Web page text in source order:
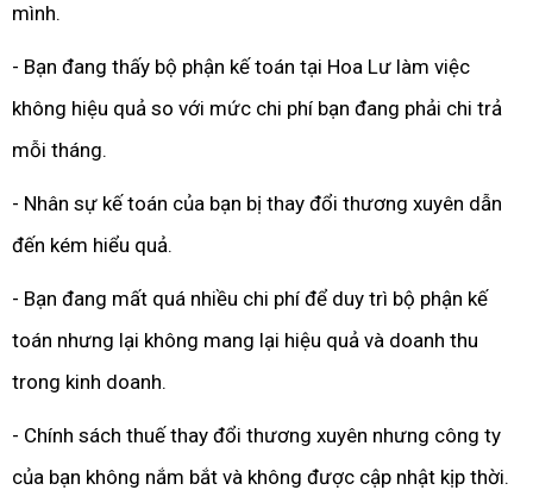
mình.
- Bạn đang thấy bộ phận kế toán tại Hoa Lư làm việc
không hiệu quả so với mức chi phí bạn đang phải chi trả
mỗi tháng.
- Nhân sự kế toán của bạn bị thay đổi thương xuyên dẫn
đến kém hiểu quả.
- Bạn đang mất quá nhiều chi phí để duy trì bộ phận kế
toán nhưng lại không mang lại hiệu quả và doanh thu
trong kinh doanh.
- Chính sách thuế thay đổi thương xuyên nhưng công ty
của bạn không nắm bắt và không được cập nhật kịp thời.